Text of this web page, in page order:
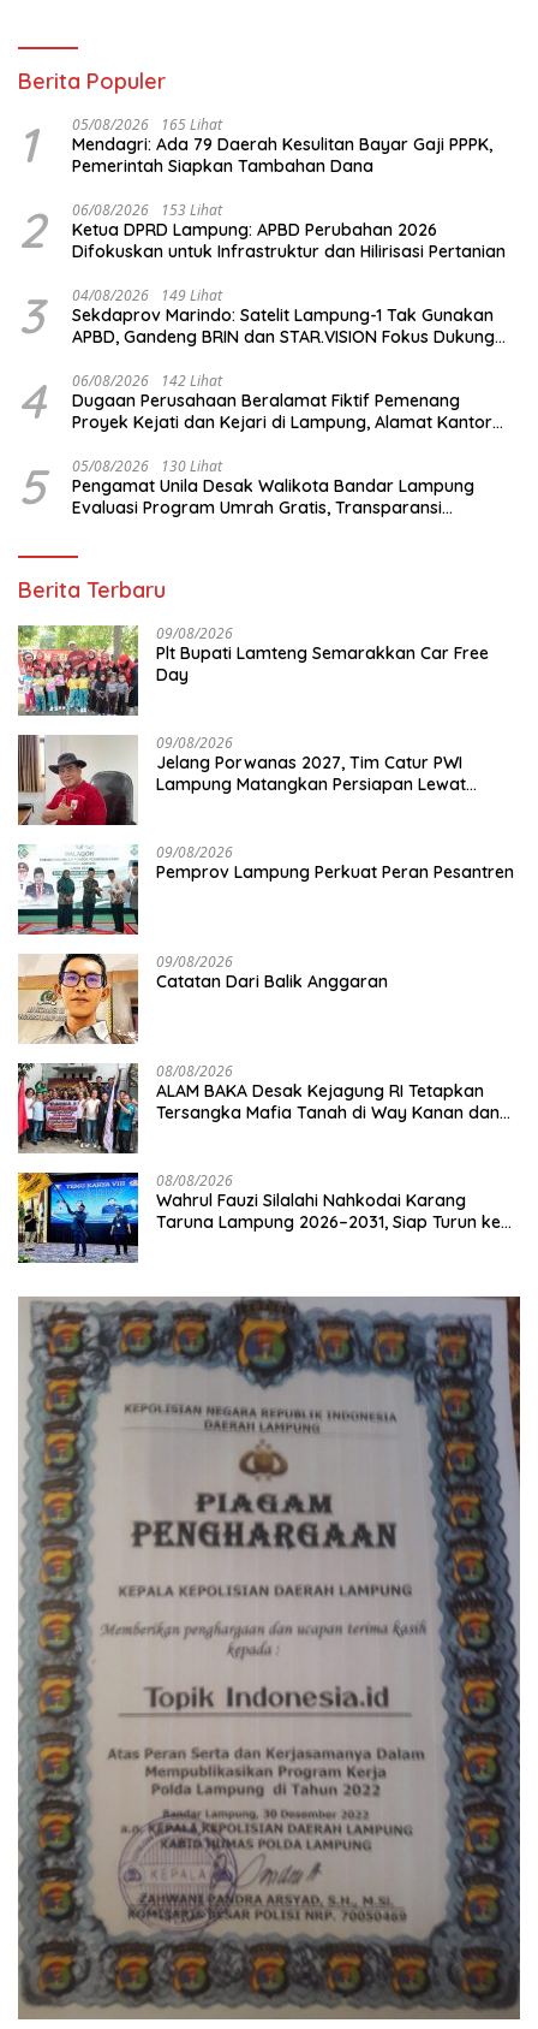
Berita Populer
1 05/08/2026 165 Lihat
Mendagri: Ada 79 Daerah Kesulitan Bayar Gaji PPPK,
Pemerintah Siapkan Tambahan Dana
2 06/08/2026 153 Lihat
Ketua DPRD Lampung: APBD Perubahan 2026
Difokuskan untuk Infrastruktur dan Hilirisasi Pertanian
3 04/08/2026 149 Lihat
Sekdaprov Marindo: Satelit Lampung-1 Tak Gunakan
APBD, Gandeng BRIN dan STAR.VISION Fokus Dukung
4 06/08/2026 142 Lihat
Dugaan Perusahaan Beralamat Fiktif Pemenang
Proyek Kejati dan Kejari di Lampung, Alamat Kantor
PKPCK Disorot
5 05/08/2026 130 Lihat
Pengamat Unila Desak Walikota Bandar Lampung
Evaluasi Program Umrah Gratis, Transparansi
Berita Terbaru
09/08/2026
Plt Bupati Lamteng Semarakkan Car Free
Day
09/08/2026
Jelang Porwanas 2027, Tim Catur PWI
Lampung Matangkan Persiapan Lewat
09/08/2026
Pemprov Lampung Perkuat Peran Pesantren
09/08/2026
Catatan Dari Balik Anggaran
08/08/2026
ALAM BAKA Desak Kejagung RI Tetapkan
Tersangka Mafia Tanah di Way Kanan dan
08/08/2026
Wahrul Fauzi Silalahi Nahkodai Karang
Taruna Lampung 2026–2031, Siap Turun ke